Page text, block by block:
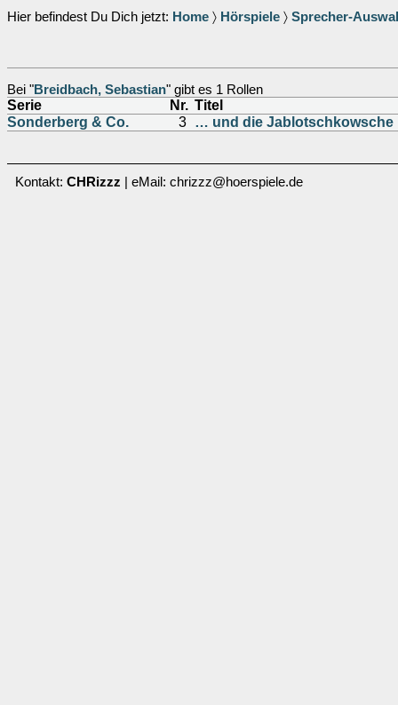
Hier befindest Du Dich jetzt: Home 〉 Hörspiele 〉 Sprecher-
Bei "Breidbach, Sebastian" gibt es 1 Rollen
Serie Nr. Titel
Sonderberg & Co.
3 … und die Jablotschkowsche
Kontakt: CHRizzz | eMail: chrizzz@hoerspiele.de